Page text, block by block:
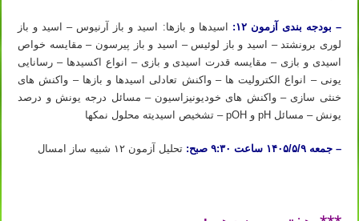
– بودجه بندی آزمون ۱۲:
اسیدها و بازها: اسید و باز آرنیوس – اسید و باز
لوری برونشتد – اسید و باز لوئیس – اسید و باز پیرسون – مقایسه خواص
اسیدی و بازی – مقایسه قدرت اسیدی و بازی – انواع اکسیدها – رسانایی
یونی – انواع الکترولیت­ ها – واکنش تعادلی اسیدها و بازها – واکنش ­های
خنثی­ سازی – واکنش­ های خودیونیزاسیون – مسائل درجه یونش و درصد
یونش – مسائل pH و pOH – تشخیص اسیدیته محلول نمک­ها
– جمعه ۱۴۰۵/۵/۹ ساعت ۹:۳۰ صبح: تحلیل آزمون ۱۲ شبیه ساز امسال